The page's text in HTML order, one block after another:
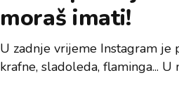
moraš imati!
U zadnje vrijeme Instagram je
krafne, sladoleda, flaminga...